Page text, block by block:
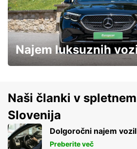
Najem luksuznih
Naši članki v
Slovenija
Dolgoročni najem
Preberite več